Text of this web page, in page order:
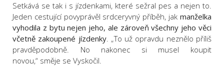
Setkává se tak i s jízdenkami, které sežral pes a nejen to.
Jeden cestující povyprávěl srdceryvný příběh, jak manželka
vyhodila z bytu nejen jeho, ale zároveň všechny jeho věci
včetně zakoupené jízdenky. „To už opravdu neznělo příliš
pravděpodobně. No nakonec si musel koupit
novou,“ směje se Vyskočil.